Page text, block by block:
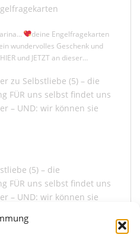
deine Engelfragekarten
wundervolles Geschenk und
und JETZT an dieser…
zu Selbstliebe (5) – die
FÜR uns selbst findet uns
– UND: wir können sie
(5) – die
FÜR uns selbst findet uns
– UND: wir können sie